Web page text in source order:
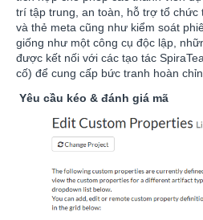
trí tập trung, an toàn, hỗ trợ tổ chức
và thẻ meta cũng như kiểm soát
giống như một công cụ độc lập,
được kết nối với các tạo tác
cố) để cung cấp bức tranh hoàn
Yêu cầu kéo & đánh giá mã